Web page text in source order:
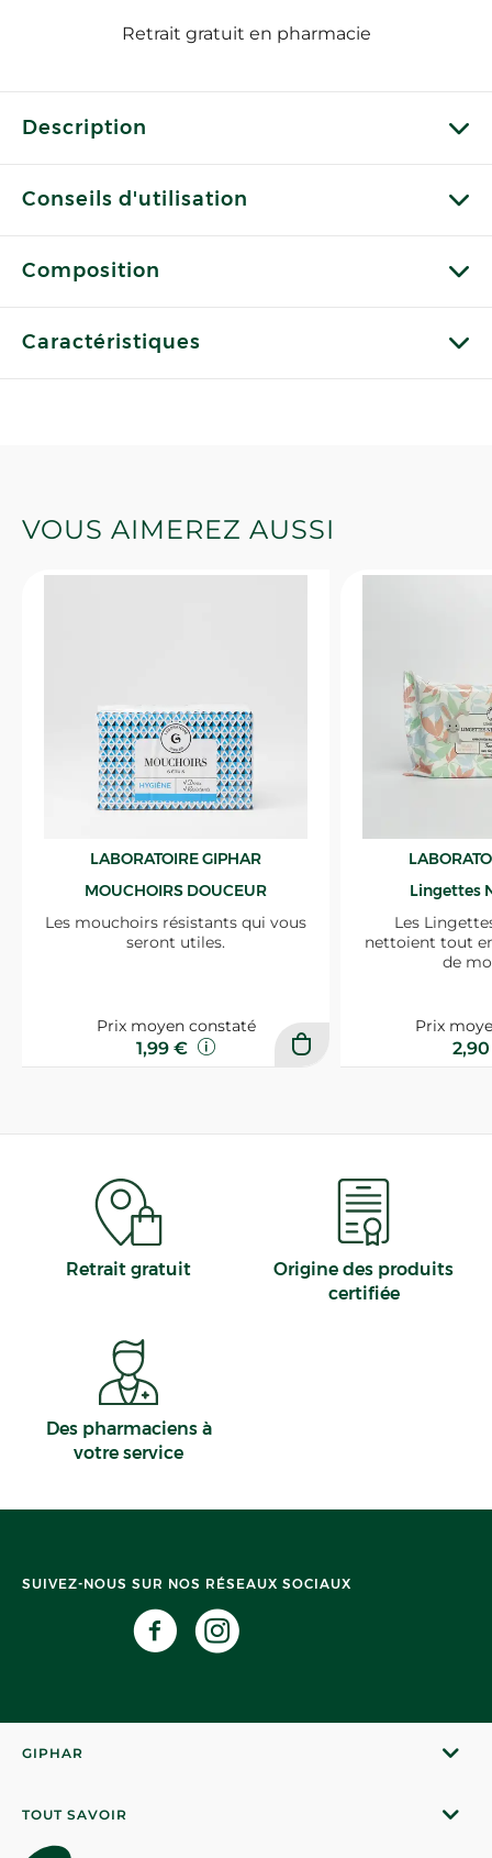
Retrait gratuit en pharmacie
Description
Conseils d'utilisation
Composition
Caractéristiques
VOUS AIMEREZ AUSSI
LABORATOIRE GIPHAR
MOUCHOIRS DOUCEUR
Les mouchoirs résistants qui vous
seront utiles.
Prix moyen constaté
1,99 €
Lingettes
Les
nettoient tout
de
Prix
Retrait gratuit
Origine des produits
certifiée
Des pharmaciens à
votre service
SUIVEZ-NOUS SUR NOS RÉSEAUX SOCIAUX
GIPHAR
TOUT SAVOIR